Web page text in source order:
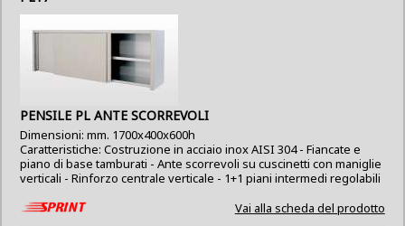
PENSILE PL ANTE SCORREVOLI
Dimensioni: mm. 1700x400x600h
Caratteristiche: Costruzione in acciaio inox AISI 304 - Fiancate e
piano di base tamburati - Ante scorrevoli su cuscinetti con maniglie
verticali - Rinforzo centrale verticale - 1+1 piani intermedi regolabili
Vai alla scheda del prodotto